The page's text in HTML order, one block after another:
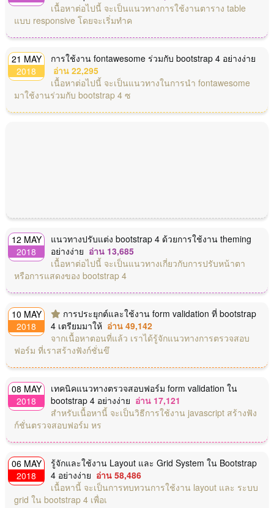
เนื้อหาต่อไปนี้ จะเป็นแนวทางการใช้งานตาราง table
แบบ responsive โดยจะเริ่มทำค
21 MAY
2018
การใช้งาน fontawesome ร่วมกับ bootstrap 4 อย่างง่าย
อ่าน 22,295
เนื้อหาต่อไปนี้ จะเป็นแนวทางในการนำ fontawesome
มาใช้งานร่วมกับ bootstrap 4 ซ
12 MAY
2018
แนวทางปรับแต่ง bootstrap 4 ด้วยการใช้งาน theming
อย่างง่าย อ่าน 13,685
เนื้อหาต่อไปนี้ จะเป็นแนวทางเกี่ยวกับการปรับหน้าตา
หรือการแสดงของ bootstrap 4
10 MAY
2018
การประยุกต์และใช้งาน form validation ที่ bootstrap
4 เตรียมมาให้ อ่าน 49,142
จากเนื้อหาตอนที่แล้ว เราได้รู้จักแนวทางการตรวจสอบ
ฟอร์ม ที่เราสร้างฟังก์ชั่นขึ
08 MAY
2018
เทคนิคแนวทางตรวจสอบฟอร์ม form validation ใน
bootstrap 4 อย่างง่าย อ่าน 17,121
สำหรับเนื้อหานี้ จะเป็นวิธีการใช้งาน javascript สร้างฟัง
ก์ชั่นตรวจสอบฟอร์ม หร
06 MAY
2018
รู้จักและใช้งาน Layout และ Grid System ใน Bootstrap
4 อย่างง่าย อ่าน 58,486
เนื้อหานี้ จะเป็นการทบทวนการใช้งาน layout และ ระบบ
grid ใน bootstrap 4 เพื่อเ